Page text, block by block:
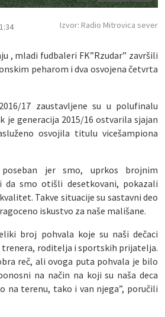
Izvor: Radio Mitrovica sever
, mladi fudbaleri FK”Rzudar” završili
peharom i dva osvojena četvrta
17 zaustavljene su u polufinalu
je generacija 2015/16 ostvarila sjajan
osvojila titulu vicešampiona
jer smo, uprkos brojnim
da smo otišli desetkovani, pokazali
Takve situacije su sastavni deo
iskustvo za naše mališane.
broj pohvala koje su naši dečaci
roditelja i sportskih prijatelja.
reč, ali ovoga puta pohvala je bilo
na način na koji su naša deca
na terenu, tako i van njega”, poručili